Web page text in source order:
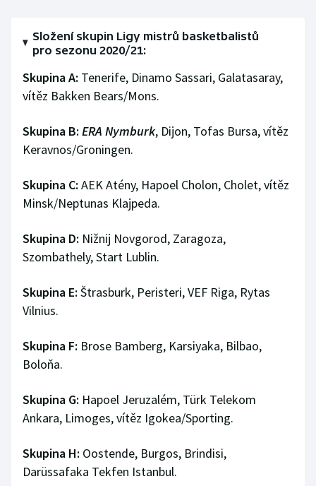
Složení skupin Ligy mistrů basketbalistů
pro sezonu 2020/21:
Skupina A: Tenerife, Dinamo Sassari, Galatasaray,
vítěz Bakken Bears/Mons.
Skupina B: ERA Nymburk, Dijon, Tofas Bursa, vítěz
Keravnos/Groningen.
Skupina C: AEK Atény, Hapoel Cholon, Cholet, vítěz
Minsk/Neptunas Klajpeda.
Skupina D: Nižnij Novgorod, Zaragoza,
Szombathely, Start Lublin.
Skupina E: Štrasburk, Peristeri, VEF Riga, Rytas
Vilnius.
Skupina F: Brose Bamberg, Karsiyaka, Bilbao,
Boloňa.
Skupina G: Hapoel Jeruzalém, Türk Telekom
Ankara, Limoges, vítěz Igokea/Sporting.
Skupina H: Oostende, Burgos, Brindisi,
Darüssafaka Tekfen Istanbul.